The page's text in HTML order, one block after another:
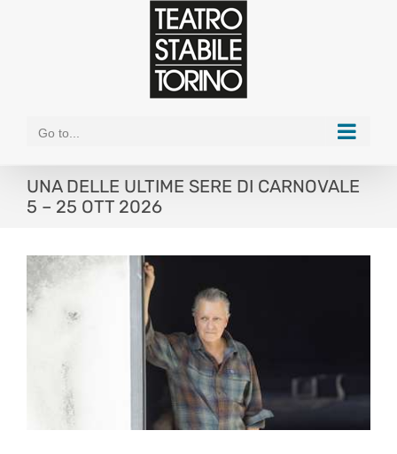
Go to...
UNA DELLE ULTIME SERE DI CARNOVALE
5 – 25 OTT 2026